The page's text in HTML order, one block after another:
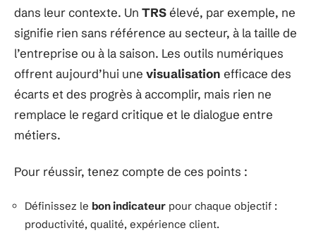
dans leur contexte. Un TRSélevé, par exemple, ne
signifie rien sans référence au secteur, à la taille de
l’entreprise ou à la saison. Les outils numériques
offrent aujourd’hui une visualisation efficace des
écarts et des progrès à accomplir, mais rien ne
remplace le regard critique et le dialogue entre
métiers.
Pour réussir, tenez compte de ces points :
Définissez le bon indicateur pour chaque objectif :
productivité, qualité, expérience client.